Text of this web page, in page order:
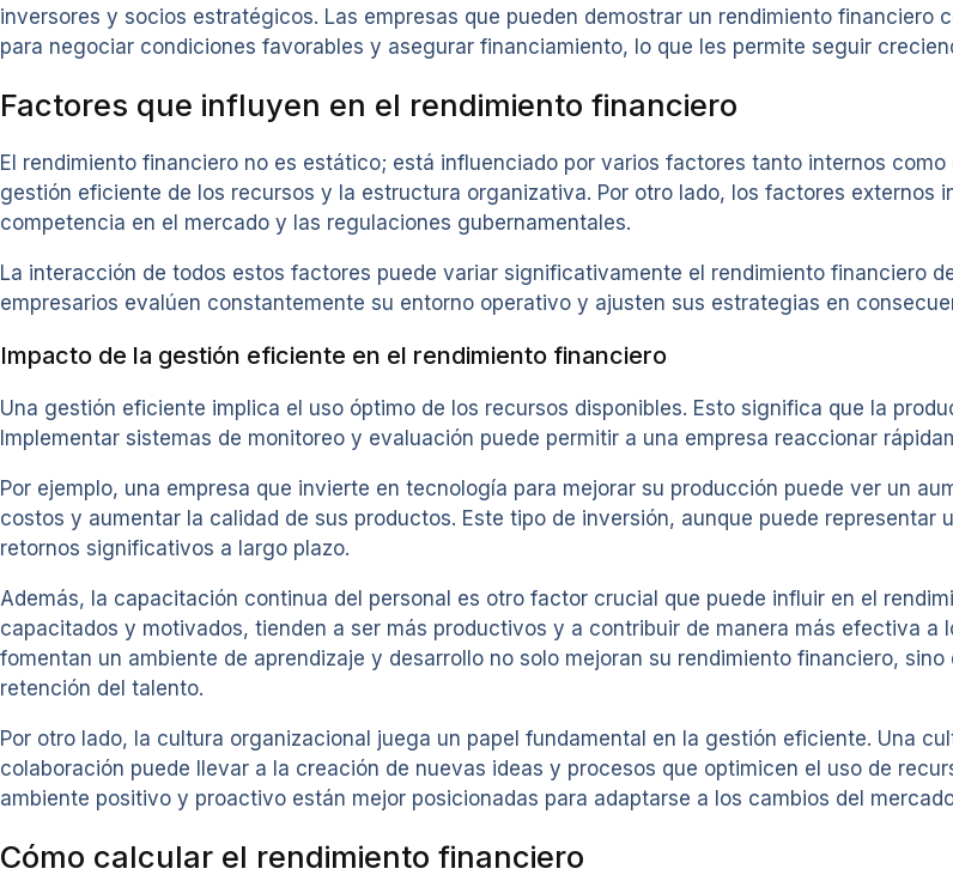
inversores y socios estratégicos. Las empresas que pueden demostrar un rendimiento financiero
para negociar condiciones favorables y asegurar financiamiento, lo que les permite seguir
Factores que influyen en el rendimiento financiero
El rendimiento financiero no es estático; está influenciado por varios factores tanto internos
gestión eficiente de los recursos y la estructura organizativa. Por otro lado, los factores externos
competencia en el mercado y las regulaciones gubernamentales.
La interacción de todos estos factores puede variar significativamente el rendimiento financiero
empresarios evalúen constantemente su entorno operativo y ajusten sus estrategias en
Impacto de la gestión eficiente en el rendimiento financiero
Una gestión eficiente implica el uso óptimo de los recursos disponibles. Esto significa que la
Implementar sistemas de monitoreo y evaluación puede permitir a una empresa reaccionar
Por ejemplo, una empresa que invierte en tecnología para mejorar su producción puede ver un
costos y aumentar la calidad de sus productos. Este tipo de inversión, aunque puede representar
retornos significativos a largo plazo.
Además, la capacitación continua del personal es otro factor crucial que puede influir en el
capacitados y motivados, tienden a ser más productivos y a contribuir de manera más efectiva a
fomentan un ambiente de aprendizaje y desarrollo no solo mejoran su rendimiento financiero,
retención del talento.
Por otro lado, la cultura organizacional juega un papel fundamental en la gestión eficiente. Una
colaboración puede llevar a la creación de nuevas ideas y procesos que optimicen el uso de
ambiente positivo y proactivo están mejor posicionadas para adaptarse a los cambios del
Cómo calcular el rendimiento financiero